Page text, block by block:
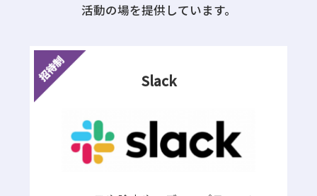
活動の場を提供しています。
Slack